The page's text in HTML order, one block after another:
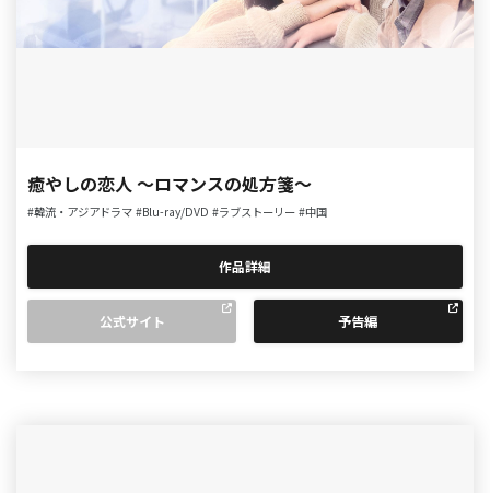
癒やしの恋人 ～ロマンスの処方箋～
#韓流・アジアドラマ #Blu-ray/DVD #ラブストーリー #中国
作品詳細
公式サイト 予告編